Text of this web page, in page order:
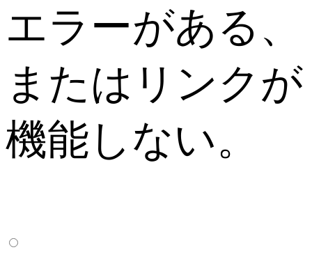
エラーがある、
またはリンクが
機能しない。